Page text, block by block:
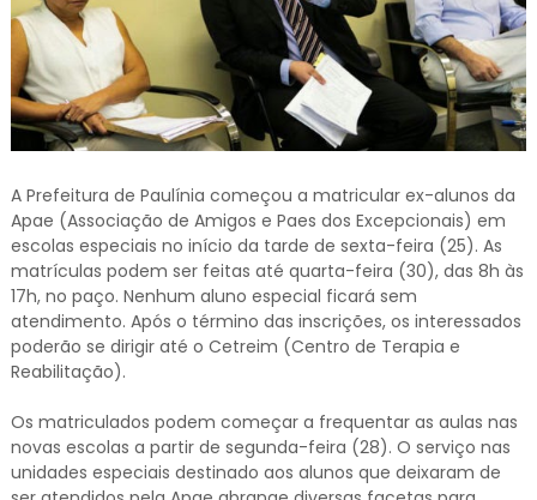
A Prefeitura de Paulínia começou a matricular ex-alunos da
Apae (Associação de Amigos e Paes dos Excepcionais) em
escolas especiais no início da tarde de sexta-feira (25). As
matrículas podem ser feitas até quarta-feira (30), das 8h às
17h, no paço. Nenhum aluno especial ficará sem
atendimento. Após o término das inscrições, os interessados
poderão se dirigir até o Cetreim (Centro de Terapia e
Reabilitação).
Os matriculados podem começar a frequentar as aulas nas
novas escolas a partir de segunda-feira (28). O serviço nas
unidades especiais destinado aos alunos que deixaram de